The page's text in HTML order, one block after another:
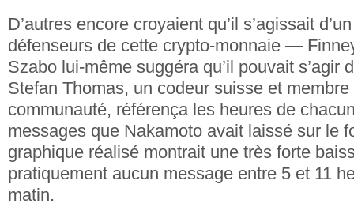
D’autres encore croyaient qu’il s’agissait
défenseurs de cette crypto-monnaie —
Szabo lui-même suggéra qu’il pouvait s’agir
Stefan Thomas, un codeur suisse et
communauté, référença les heures de
messages que Nakamoto avait laissé sur le
graphique réalisé montrait une très forte
pratiquement aucun message entre 5 et 11
matin.